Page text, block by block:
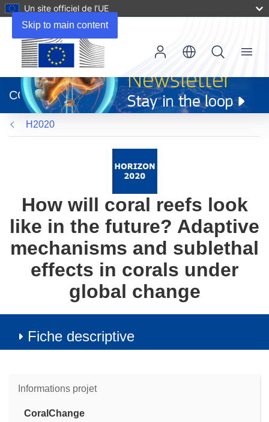
Skip to main content
Un site officiel de l’UE
dans
une
nouvelle
fenêtre)
CORDIS
Menu
H2020
How will coral reefs look
like in the future? Adaptive
mechanisms and sublethal
effects in corals under
global change
Fiche descriptive
Informations projet
CoralChange